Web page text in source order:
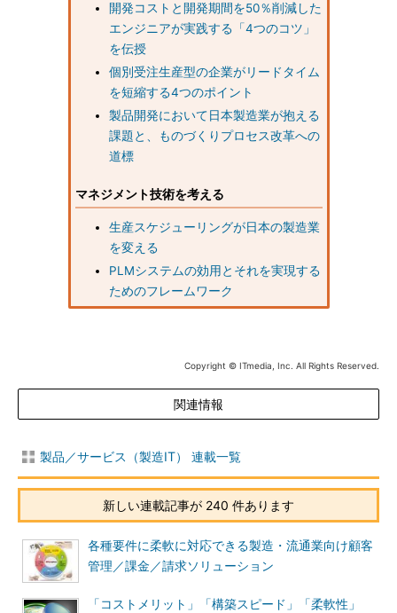
開発コストと開発期間を50％削減した
エンジニアが実践する「4つのコツ」
を伝授
個別受注生産型の企業がリードタイム
を短縮する4つのポイント
製品開発において日本製造業が抱える
課題と、ものづくりプロセス改革への
道標
マネジメント技術を考える
生産スケジューリングが日本の製造業
を変える
PLMシステムの効用とそれを実現する
ためのフレームワーク
Copyright © ITmedia, Inc. All Rights Reserved.
関連情報
製品／サービス（製造IT） 連載一覧
新しい連載記事が 240 件あります
各種要件に柔軟に対応できる製造・流通業向け顧客
管理／課金／請求ソリューション
「コストメリット」「構築スピード」「柔軟性」